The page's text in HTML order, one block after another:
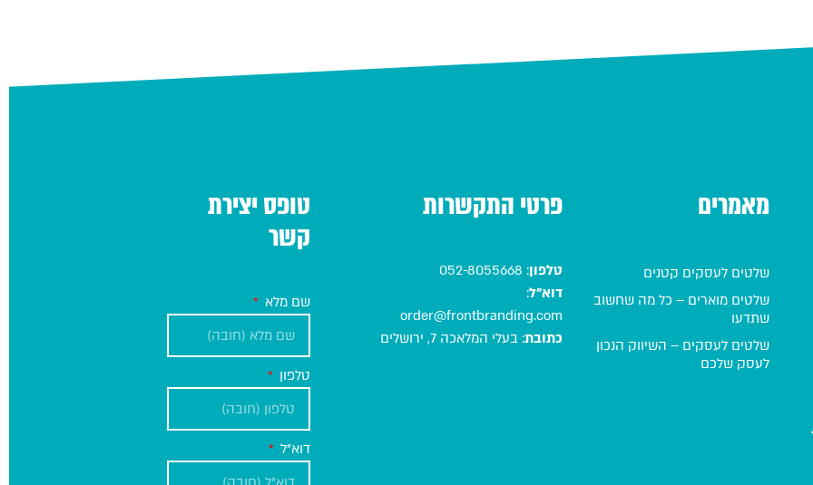
מאמרים
שלטים לעסקים קטנים
שלטים מוארים – כל מה שחשוב
שתדעו
שלטים לעסקים – השיווק הנכון
לעסק שלכם
פרטי התקשרות
טלפון:
052-8055668
דוא"ל:
order@frontbranding.com
כתובת: בעלי המלאכה 7, ירושלים
טופס יצירת
קשר
שם מלא
טלפון
דוא"ל